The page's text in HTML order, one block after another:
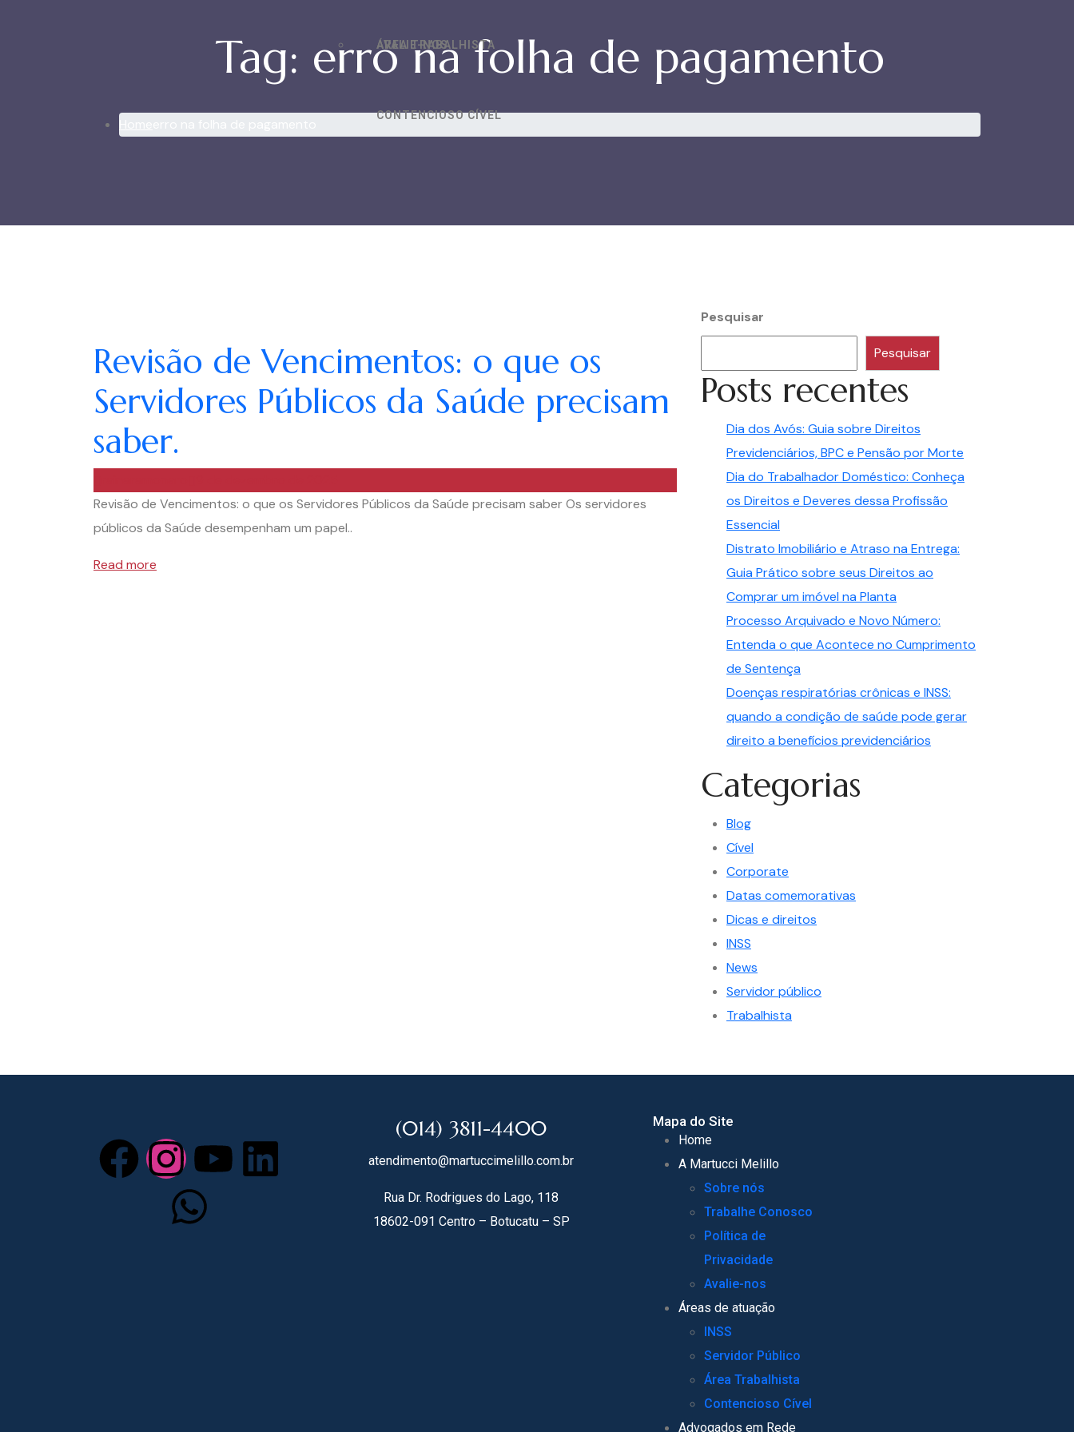
AVALIE-NOS
ÁREA TRABALHISTA
CONTENCIOSO CÍVEL
Tag: erro na folha de pagamento
Revisão de Vencimentos: o que os
Servidores Públicos da Saúde precisam
saber.
Revisão de Vencimentos: o que os Servidores Públicos da Saúde precisam saber Os servidores
públicos da Saúde desempenham um papel..
Read more
Pesquisar
Pesquisar
Posts recentes
Dia dos Avós: Guia sobre Direitos
Previdenciários, BPC e Pensão por Morte
Dia do Trabalhador Doméstico: Conheça
os Direitos e Deveres dessa Profissão
Essencial
Distrato Imobiliário e Atraso na Entrega:
Guia Prático sobre seus Direitos ao
Comprar um imóvel na Planta
Processo Arquivado e Novo Número:
Entenda o que Acontece no Cumprimento
de Sentença
Doenças respiratórias crônicas e INSS:
quando a condição de saúde pode gerar
direito a benefícios previdenciários
Categorias
Blog
Cível
Corporate
Datas comemorativas
Dicas e direitos
INSS
News
Servidor público
Trabalhista
(014) 3811-4400
atendimento@martuccimelillo.com.br
Rua Dr. Rodrigues do Lago, 118
18602-091 Centro – Botucatu – SP
Mapa do Site
Home
A Martucci Melillo
Sobre nós
Trabalhe Conosco
Política de
Privacidade
Avalie-nos
Áreas de atuação
INSS
Servidor Público
Área Trabalhista
Contencioso Cível
Advogados em Rede